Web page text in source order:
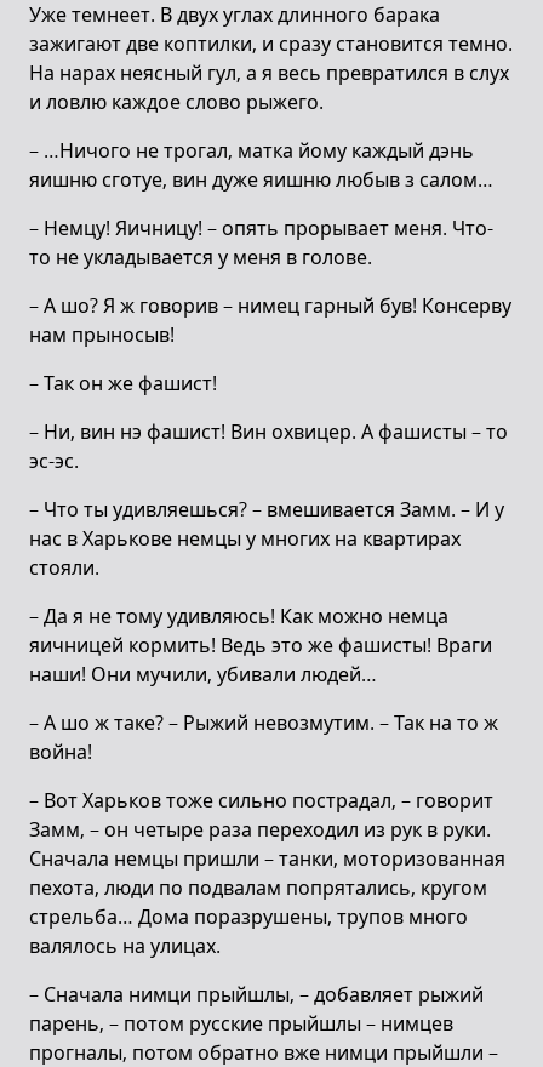
Уже темнеет. В двух углах длинного барака
зажигают две коптилки, и сразу становится темно.
На нарах неясный гул, а я весь превратился в слух
и ловлю каждое слово рыжего.
– …Ничого не трогал, матка йому каждый дэнь
яишню сготуе, вин дуже яишню любыв з салом…
– Немцу! Яичницу! – опять прорывает меня. Что-
то не укладывается у меня в голове.
– А шо? Я ж говорив – нимец гарный був! Консерву
нам прыносыв!
– Так он же фашист!
– Ни, вин нэ фашист! Вин охвицер. А фашисты – то
эс-эс.
– Что ты удивляешься? – вмешивается Замм. – И у
нас в Харькове немцы у многих на квартирах
стояли.
– Да я не тому удивляюсь! Как можно немца
яичницей кормить! Ведь это же фашисты! Враги
наши! Они мучили, убивали людей…
– А шо ж таке? – Рыжий невозмутим. – Так на то ж
война!
– Вот Харьков тоже сильно пострадал, – говорит
Замм, – он четыре раза переходил из рук в руки.
Сначала немцы пришли – танки, моторизованная
пехота, люди по подвалам попрятались, кругом
стрельба… Дома поразрушены, трупов много
валялось на улицах.
– Сначала нимци прыйшлы, – добавляет рыжий
парень, – потом русские прыйшлы – нимцев
прогналы, потом обратно вже нимци прыйшли –